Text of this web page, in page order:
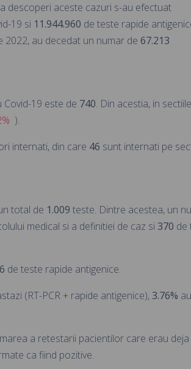
descoperi aceste cazuri s-au efectuat
19 si 11.944.960 de teste rapide
au decedat un numar de 67.213
19 este de 740. Din acestia, in
).
internati, din care 46 sunt internati pe
total de 1.009 teste. Dintre acestea, un
medical si a definitiei de caz si370 de
de teste rapide antigenice.
(RT-PCR + rapide antigenice),3.76%
a retestarii pacientilor care erau deja
ca fiind pozitive.